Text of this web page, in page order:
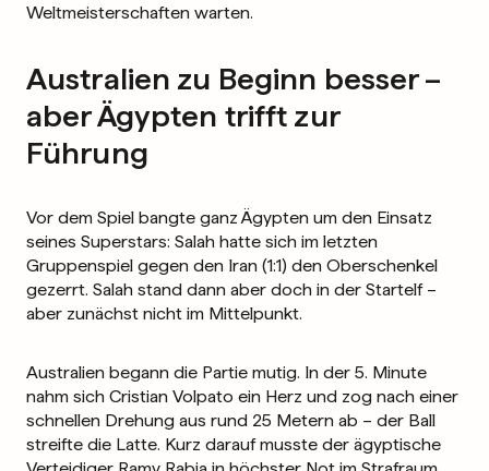
Weltmeisterschaften warten.
Australien zu Beginn besser –
aber Ägypten trifft zur
Führung
Vor dem Spiel bangte ganz Ägypten um den Einsatz
seines Superstars: Salah hatte sich im letzten
Gruppenspiel gegen den Iran (1:1) den Oberschenkel
gezerrt. Salah stand dann aber doch in der Startelf –
aber zunächst nicht im Mittelpunkt.
Australien begann die Partie mutig. In der 5. Minute
nahm sich Cristian Volpato ein Herz und zog nach einer
schnellen Drehung aus rund 25 Metern ab – der Ball
streifte die Latte. Kurz darauf musste der ägyptische